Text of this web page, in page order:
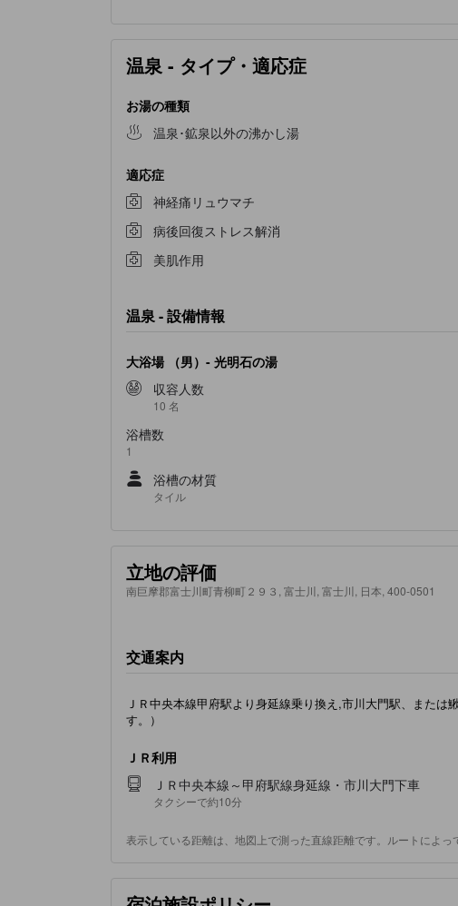
温泉 - タイプ・適応症
お湯の種類
温泉･鉱泉以外の沸かし湯
適応症
神経痛リュウマチ
病後回復ストレス解消
美肌作用
温泉 - 設備情報
大浴場 （男）- 光明石の湯
収容人数
10 名
浴槽数
1
浴槽の材質
タイル
立地の評価
南巨摩郡富士川町青柳町２９３, 富士川, 富士川, 日本, 400-0501
交通案内
ＪＲ中央本線甲府駅より身延線乗り換え,市川大門駅、また
す。）
ＪＲ利用
ＪＲ中央本線～甲府駅線身延線・市川大門下車
タクシーで約10分
表示している距離は、地図上で測った直線距離です。ルートによっ